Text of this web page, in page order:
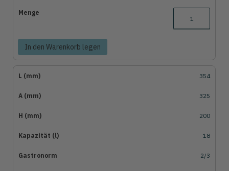
In den Warenkorb legen
354
325
200
18
2/3